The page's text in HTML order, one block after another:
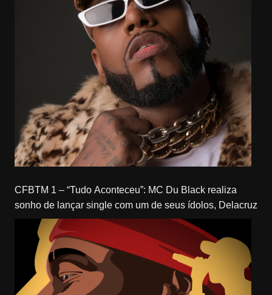
CFBTM 1 – “Tudo Aconteceu”: MC Du Black realiza
sonho de lançar single com um de seus ídolos, Delacruz